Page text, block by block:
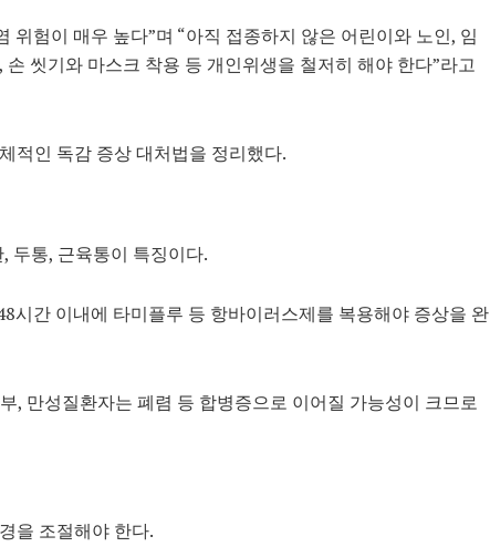
위험이 매우 높다”며 “아직 접종하지 않은 어린이와 노인, 임
씻기와 마스크 착용 등 개인위생을 철저히 해야 한다”라고
적인 독감 증상 대처법을 정리했다.
두통, 근육통이 특징이다.
시간 이내에 타미플루 등 항바이러스제를 복용해야 증상을 완
, 만성질환자는 폐렴 등 합병증으로 이어질 가능성이 크므로
을 조절해야 한다.